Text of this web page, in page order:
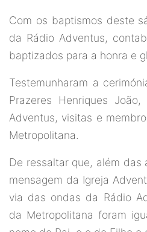
Com os baptismos deste
da Rádio Adventus,
baptizados para a honra e
Testemunharam a
Prazeres Henriques
Adventus, visitas e
Metropolitana.
De ressaltar que, além das
mensagem da Igreja
via das ondas da Rádio
da Metropolitana foram